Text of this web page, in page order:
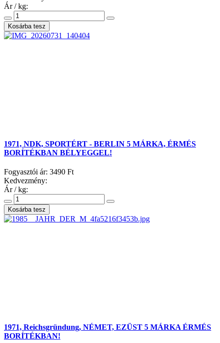
Ár / kg:
1971, NDK, SPORTÉRT - BERLIN 5 MÁRKA, ÉRMÉS
BORÍTÉKBAN BÉLYEGGEL!
Fogyasztói ár: 3490 Ft
Kedvezmény:
Ár / kg:
1971, Reichsgründung, NÉMET, EZÜST 5 MÁRKA ÉRMÉS
BORÍTÉKBAN!